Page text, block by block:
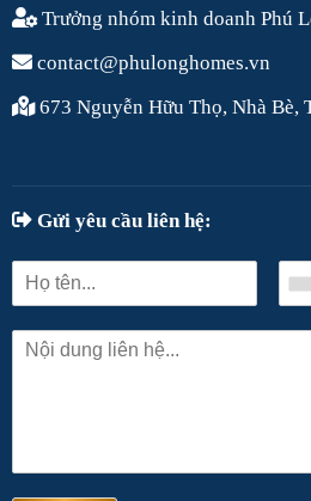
Trưởng nhóm kinh doanh Phú
contact@phulonghomes.vn
673 Nguyễn Hữu Thọ, Nhà Bè,
Gửi yêu cầu liên hệ: